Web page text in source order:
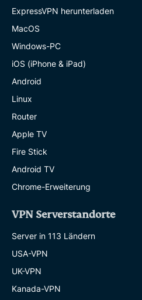
ExpressVPN herunterladen
MacOS
Windows-PC
iOS (iPhone & iPad)
Android
Linux
Router
Apple TV
Fire Stick
Android TV
Chrome-Erweiterung
VPN Serverstandorte
Server in 113 Ländern
USA-VPN
UK-VPN
Kanada-VPN